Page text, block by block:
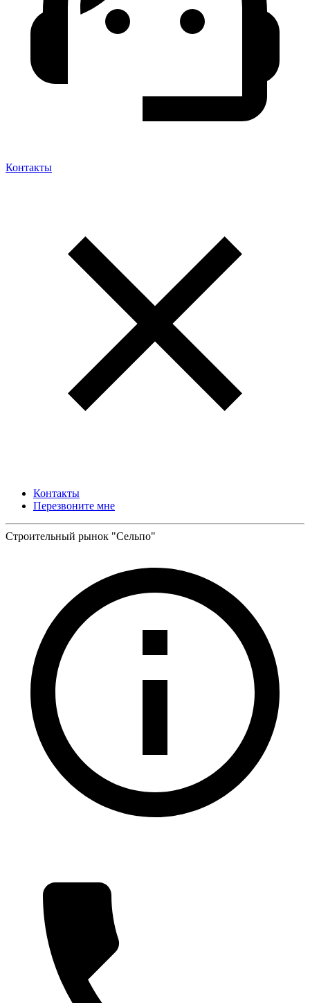
Контакты
Контакты
Перезвоните мне
Строительный рынок "Сельпо"